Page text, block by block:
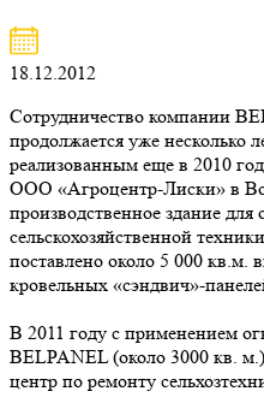
18.12.2012
Сотрудничество компании
продолжается уже несколько
реализованным еще в 2010
ООО «Агроцентр-Лиски» в
производственное здание для
сельскохозяйственной
поставлено около 5 000 кв.м.
кровельных «сэндвич»-
В 2011 году с применением
BELPANEL (около 3000 кв.
центр по ремонту